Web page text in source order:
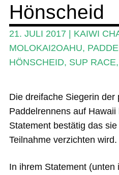
Stand Up Magazin TV
SPOT FINDER
Mein Konto
Hönscheid
21. JULI 2017 KAIWI
MOLOKAI2OAHU,
HÖNSCHEID, SUP RACE,
Die dreifache Siegerin der
Paddelrennens auf
Statement bestätig das
Teilnahme verzichten wird.
In ihrem Statement (unten